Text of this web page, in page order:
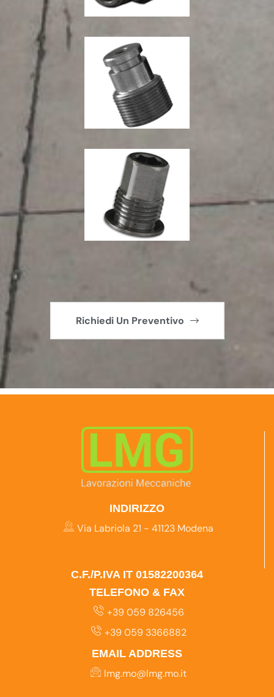
Richiedi Un Preventivo
INDIRIZZO
Via Labriola 21 - 41123 Modena
C.F./P.IVA IT 01582200364
TELEFONO & FAX
+39 059 826456
+39 059 3366882
EMAIL ADDRESS
lmg.mo@lmg.mo.it